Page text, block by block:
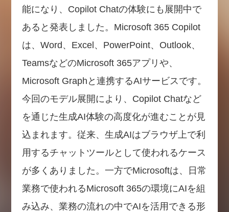
能になり、Copilot Chatの体験にも展開中で
あると発表しました。Microsoft 365 Copilot
は、Word、Excel、PowerPoint、Outlook、
TeamsなどのMicrosoft 365アプリや、
Microsoft Graphと連携するAIサービスです。
今回のモデル展開により、Copilot Chatなど
を通じた生成AI体験の高度化が進むことが見
込まれます。従来、生成AIはブラウザ上で利
用するチャットツールとして使われるケース
が多くありました。一方でMicrosoftは、日常
業務で使われるMicrosoft 365の環境にAIを組
み込み、業務の流れの中でAIを活用できる形